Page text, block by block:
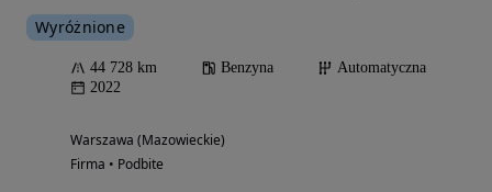
Wyróżnione
44 728 km Benzyna
Automatyczna
2022
Warszawa (Mazowieckie)
Firma • Podbite